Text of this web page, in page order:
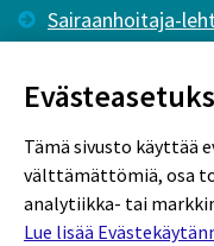
Sairaanhoitaja-
Tämä sivusto käyttää
välttämättömiä, osa
analytiikka- tai
Lue lisää